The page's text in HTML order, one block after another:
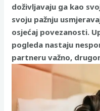
doživljavaju ga kao
svoju pažnju
osjećaj povezanosti.
pogleda nastaju
partneru važno,